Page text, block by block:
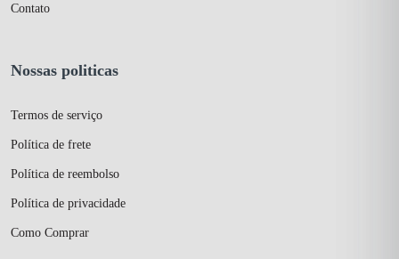
Contato
Nossas politicas
Termos de serviço
Política de frete
Política de reembolso
Política de privacidade
Como Comprar